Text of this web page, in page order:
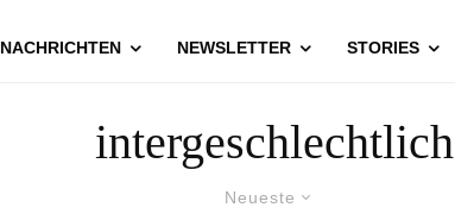
NACHRICHTEN NEWSLETTER STORIES
intergeschlechtlich
Neueste